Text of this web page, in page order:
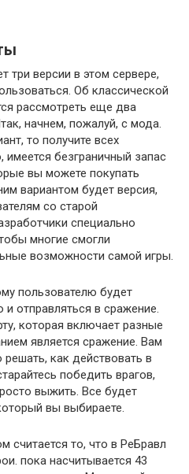
три версии в этом сервере,
Об классической
рассмотреть еще два
начнем, пожалуй, с мода.
то получите всех
безграничный запас
вы можете покупать
вариантом будет версия,
со старой
специально
многие смогли
возможности самой игры.
пользователю будет
отправляться в сражение.
которая включает разные
является сражение. Вам
как действовать в
победить врагов,
выжить. Все будет
вы выбираете.
считается то, что в РеБравл
пока насчитывается 43